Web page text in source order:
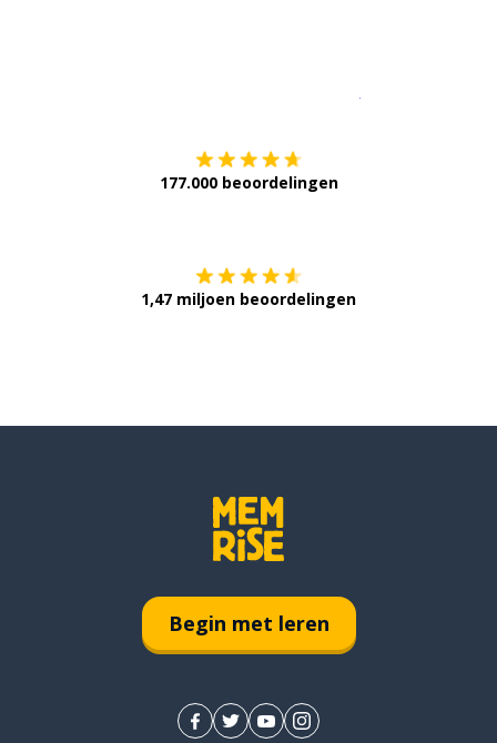
177.000 beoordelingen
1,47 miljoen beoordelingen
Begin met leren